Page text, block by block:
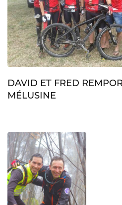
DAVID ET FRED
MÉLUSINE